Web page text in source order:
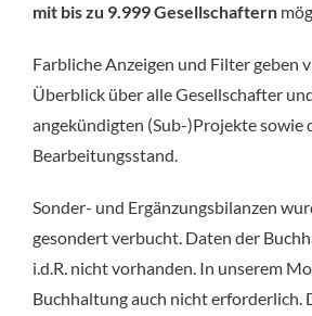
mit bis zu 9.999 Gesellschaftern
Farbliche Anzeigen und Filter geben
Überblick über alle Gesellschafter
angekündigten (Sub-)Projekte sowie
Bearbeitungsstand.
Sonder- und Ergänzungsbilanzen
gesondert verbucht. Daten der
i.d.R. nicht vorhanden. In unserem
Buchhaltung auch nicht erforderlich.